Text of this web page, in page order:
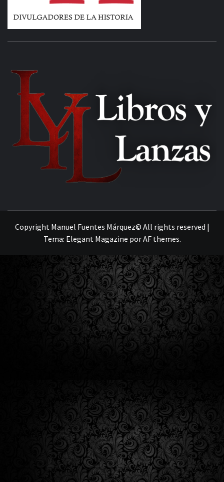
Copyright Manuel Fuentes Márquez© All rights reserved |
Tema: Elegant Magazine porAF themes.